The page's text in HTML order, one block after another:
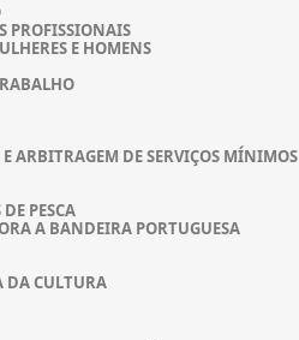
PROFISSIONAIS
E HOMENS
ARBITRAGEM DE SERVIÇOS MÍNIMOS
PESCA
A BANDEIRA PORTUGUESA
DA CULTURA